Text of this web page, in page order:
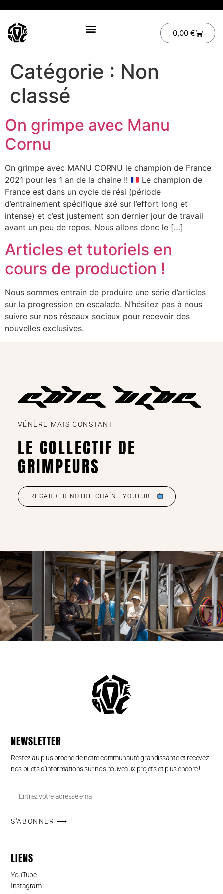
0,00 €
Catégorie : Non
classé
On grimpe avec Manu
Cornu
On grimpe avec MANU CORNU le champion de France
2021 pour les 1 an de la chaîne !!
Le champion de
France est dans un cycle de rési (période
d’entrainement spécifique axé sur l’effort long et
intense) et c’est justement son dernier jour de travail
avant un peu de repos. Nous allons donc le […]
Articles et tutoriels en
cours de production !
Nous sommes entrain de produire une série d’articles
sur la progression en escalade. N’hésitez pas à nous
suivre sur nos réseaux sociaux pour recevoir des
nouvelles exclusives.
VÉNÈRE MAIS CONSTANT.
LE COLLECTIF DE
GRIMPEURS
REGARDER NOTRE CHAÎNE YOUTUBE
NEWSLETTER
Restez au plus proche de notre communauté grandissante et recevez
nos billets d’informations sur nos nouveaux projets et plus encore !
S'ABONNER ⟶
LIENS
YouTube
Instagram